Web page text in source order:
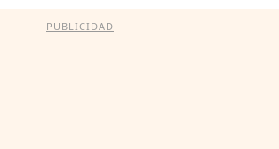
PUBLICIDAD